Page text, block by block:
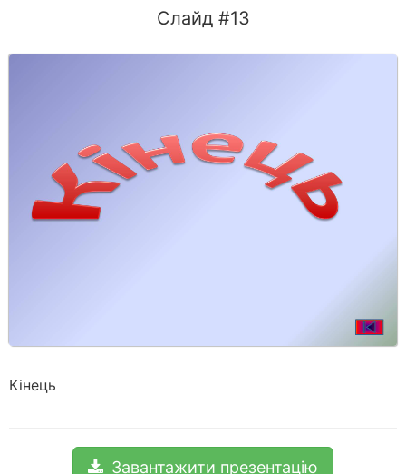
Слайд #13
Кінець
Завантажити презентацію